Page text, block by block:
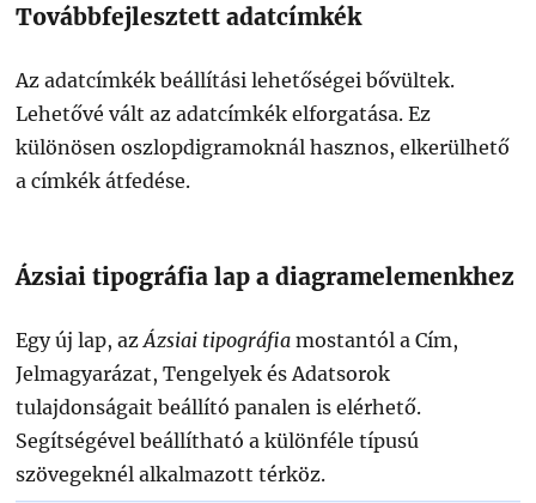
Továbbfejlesztett adatcímkék
Az adatcímkék beállítási lehetőségei bővültek.
Lehetővé vált az adatcímkék elforgatása. Ez
különösen oszlopdigramoknál hasznos, elkerülhető
a címkék átfedése.
Ázsiai tipográfia lap a diagramelemenkhez
Egy új lap, azÁzsiai tipográfia mostantól a Cím,
Jelmagyarázat, Tengelyek és Adatsorok
tulajdonságait beállító panalen is elérhető.
Segítségével beállítható a különféle típusú
szövegeknél alkalmazott térköz.